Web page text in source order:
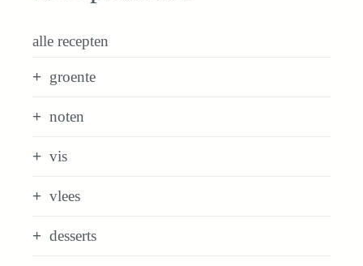
alle recepten
groente
noten
vis
vlees
desserts